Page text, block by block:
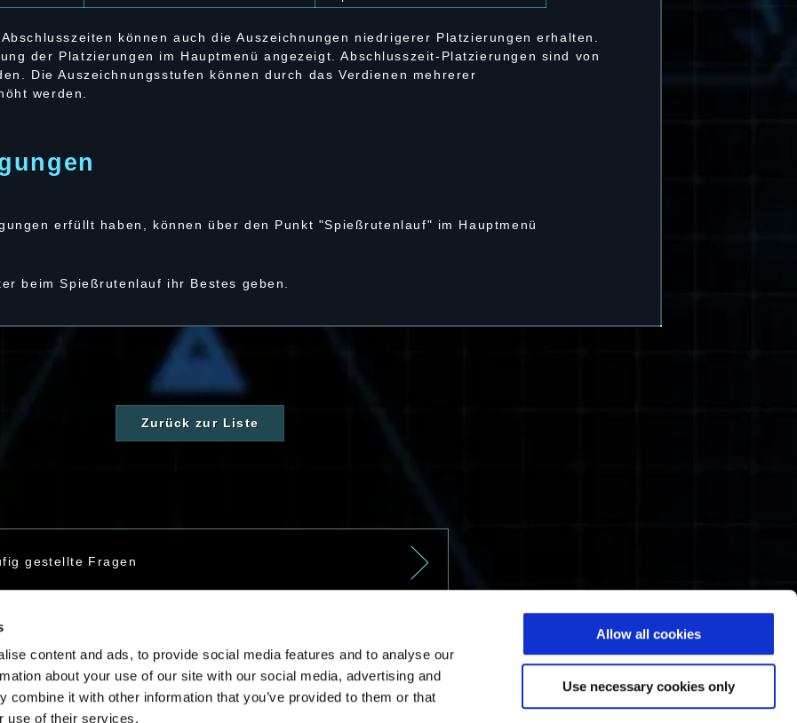
content and ads, to provide social media features and to analyse our
about your use of our site with our social media, advertising and
combine it with other information that you’ve provided to them or that
use of their services.
Allow all cookies
Use necessary cookies only
können auch die Auszeichnungen niedrigerer Platzierungen erhalten.
der Platzierungen im Hauptmenü angezeigt. Abschlusszeit-Platzierungen sind von
Die Auszeichnungsstufen können durch das Verdienen mehrerer
werden.
erfüllt haben, können über den Punkt "Spießrutenlauf" im Hauptmenü
beim Spießrutenlauf ihr Bestes geben.
Zurück zur Liste
gestellte Fragen